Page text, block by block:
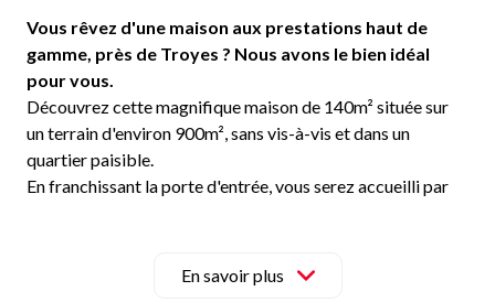
Vous rêvez d'une maison aux prestations haut de
gamme, près de Troyes ? Nous avons le bien idéal
pour vous.
Découvrez cette magnifique maison de 140m² située sur
un terrain d'environ 900m², sans vis-à-vis et dans un
quartier paisible.
En franchissant la porte d'entrée, vous serez accueilli par
vers quatre chambres spacieuses de 11,2m², 14m², 15,5m²
et 21m². Vous y trouverez également une belle salle d'eau
En savoir plus